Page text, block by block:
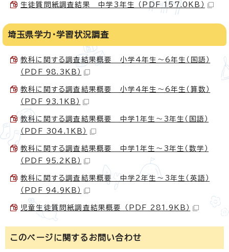
生徒質問紙調査結果 中学3年生 （PDF 157.0KB）
埼玉県学力・学習状況調査
教科に関する調査結果概要 小学4年生～6年生（国語）
（PDF 98.3KB）
教科に関する調査結果概要 小学4年生～6年生（算数）
（PDF 93.1KB）
教科に関する調査結果概要 中学1年生～3年生（国語）
（PDF 304.1KB）
教科に関する調査結果概要 中学1年生～3年生（数学）
（PDF 95.2KB）
教科に関する調査結果概要 中学2年生～3年生（英語）
（PDF 94.9KB）
児童生徒質問紙調査結果概要 （PDF 281.9KB）
このページに関する お問い合わせ